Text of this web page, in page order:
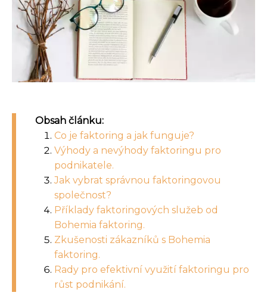
Obsah článku:
Co je faktoring a jak funguje?
Výhody a nevýhody faktoringu pro
podnikatele.
Jak vybrat správnou faktoringovou
společnost?
Příklady faktoringových služeb od
Bohemia faktoring.
Zkušenosti zákazníků s Bohemia
faktoring.
Rady pro efektivní využití faktoringu pro
růst podnikání.